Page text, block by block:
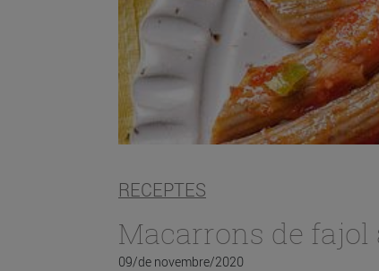
RECEPTES
Macarrons de
09/de novembre/2020